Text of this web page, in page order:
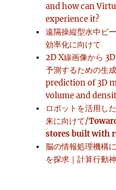
and how can
experience it?
遠隔操縦型水中ビ
効率化に向けて
2D X線画像から
予測するための生
prediction of 3D
volume and
ロボットを活用し
来に向けて/
stores built with
脳の情報処理機構
を探求｜計算行動